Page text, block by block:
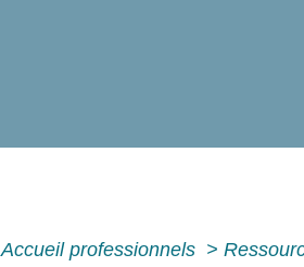
Accueil professionnels >